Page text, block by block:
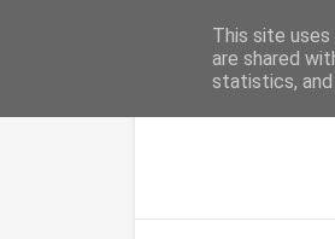
This site
are shared
statistics,